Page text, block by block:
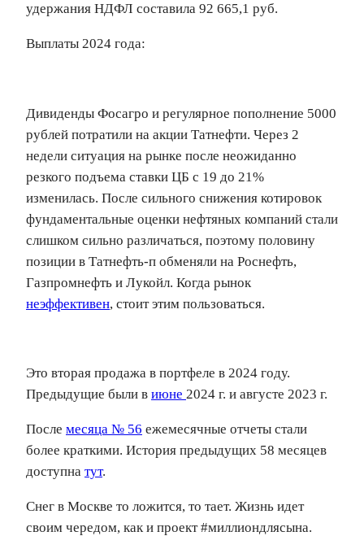
удержания НДФЛ составила 92 665,1 руб.
Выплаты 2024 года:
Дивиденды Фосагро и регулярное пополнение 5000
рублей потратили на акции Татнефти. Через 2
недели ситуация на рынке после неожиданно
резкого подъема ставки ЦБ с 19 до 21%
изменилась. После сильного снижения котировок
фундаментальные оценки нефтяных компаний стали
слишком сильно различаться, поэтому половину
позиции в Татнефть-п обменяли на Роснефть,
Газпромнефть и Лукойл. Когда рынок
неэффективен, стоит этим пользоваться.
Это вторая продажа в портфеле в 2024 году.
Предыдущие были в июне 2024 г. и августе 2023 г.
После месяца № 56 ежемесячные отчеты стали
более краткими. История предыдущих 58 месяцев
доступна тут.
Снег в Москве то ложится, то тает. Жизнь идет
своим чередом, как и проект #миллиондлясына.